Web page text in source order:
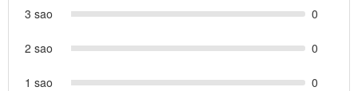
3 sao 0
2 sao 0
1 sao 0